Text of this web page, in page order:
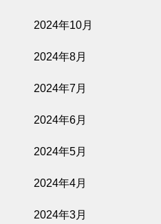
2024年10月
2024年8月
2024年7月
2024年6月
2024年5月
2024年4月
2024年3月